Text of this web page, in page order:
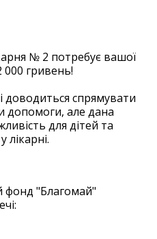
№ 2 потребує вашої
000 гривень!
спрямувати
допомоги, але дана
для дітей та
фонд "Благомай"